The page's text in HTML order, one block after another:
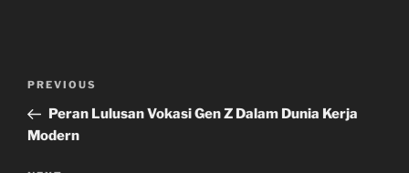
Navigasi
Previous
Post
PREVIOUS
Peran Lulusan Vokasi Gen Z Dalam Dunia Kerja
Modern